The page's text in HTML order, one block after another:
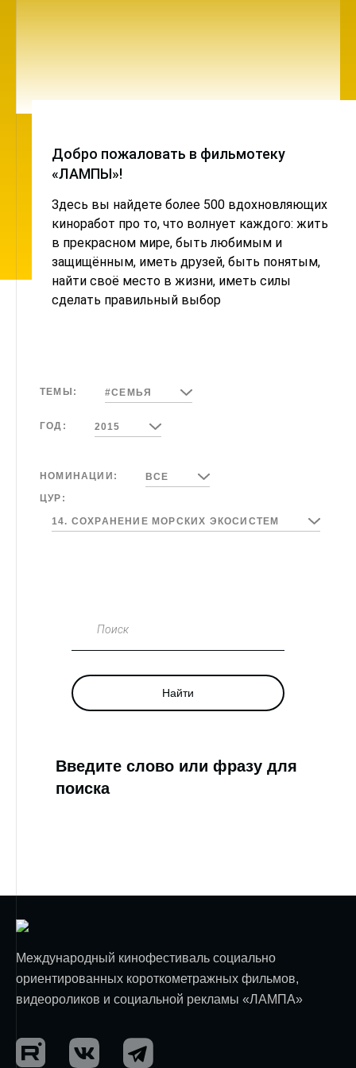
Добро пожаловать в фильмотеку
«ЛАМПЫ»!
Здесь вы найдете более 500 вдохновляющих
киноработ про то, что волнует каждого: жить
в прекрасном мире, быть любимым и
защищённым, иметь друзей, быть понятым,
найти своё место в жизни, иметь силы
сделать правильный выбор
ТЕМЫ: #СЕМЬЯ
ГОД: 2015
НОМИНАЦИИ:
ВСЕ
ЦУР:
14. СОХРАНЕНИЕ МОРСКИХ ЭКОСИСТЕМ
Поиск
Найти
Введите слово или фразу для
поиска
Международный кинофестиваль социально
ориентированных короткометражных фильмов,
видеороликов и социальной рекламы «ЛАМПА»